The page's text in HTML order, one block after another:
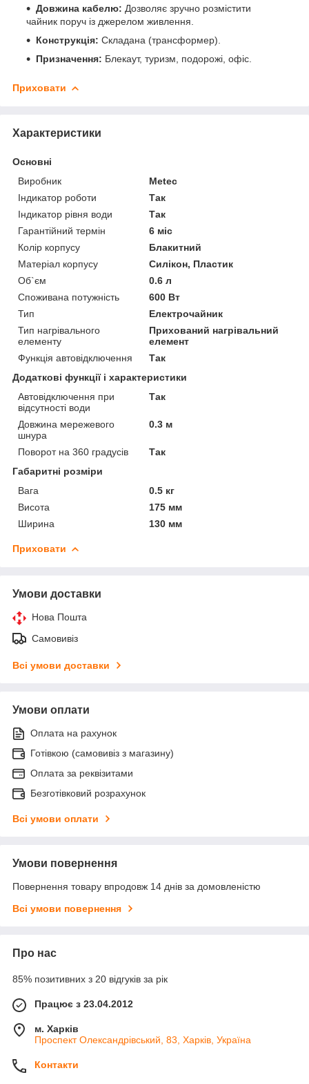
Довжина кабелю: Дозволяє зручно розмістити
чайник поруч із джерелом живлення.
Конструкція: Складана (трансформер).
Призначення: Блекаут, туризм, подорожі, офіс.
Приховати
Характеристики
Основні
Виробник
Metec
Індикатор роботи
Так
Індикатор рівня води
Так
Гарантійний термін
6 міс
Колір корпусу
Блакитний
Матеріал корпусу
Силікон, Пластик
Об`єм
0.6 л
Споживана потужність
600 Вт
Тип
Електрочайник
Тип нагрівального
елементу
Прихований нагрівальний
елемент
Функція автовідключення
Так
Додаткові функції і характеристики
Автовідключення при
відсутності води
Так
Довжина мережевого
шнура
0.3 м
Поворот на 360 градусів
Так
Габаритні розміри
Вага
0.5 кг
Висота
175 мм
Ширина
130 мм
Приховати
Умови доставки
Нова Пошта
Самовивіз
Всі умови доставки
Умови оплати
Оплата на рахунок
Готівкою (самовивіз з магазину)
Оплата за реквізитами
Безготівковий розрахунок
Всі умови оплати
Умови повернення
Повернення товару впродовж 14 днів за домовленістю
Всі умови повернення
Про нас
85% позитивних з 20 відгуків за рік
Працює з 23.04.2012
м. Харків
Проспект Олександрівський, 83, Харків, Україна
Контакти